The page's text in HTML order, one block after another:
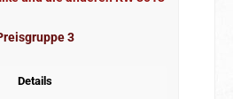
3
Details